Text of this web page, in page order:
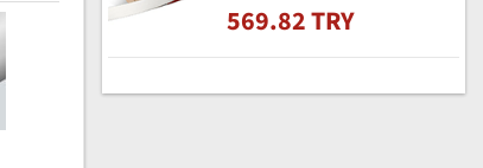
569.82 TRY